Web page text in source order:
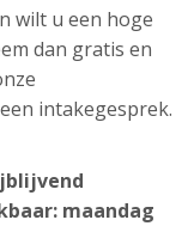
wilt u een hoge
dan gratis en
intakegesprek.
maandag